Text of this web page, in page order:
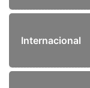
Internacional